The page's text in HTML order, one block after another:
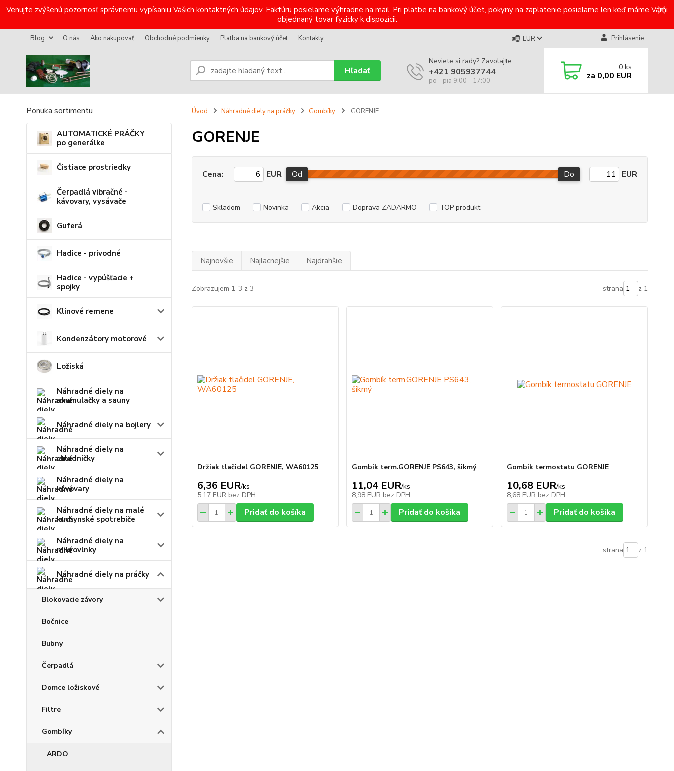
Venujte zvýšenú pozornosť správnemu vypísaniu Vašich kontaktných údajov. Faktúru posielame výhradne na mail. Pri platbe na bankový účet, pokyny na zaplatenie posielame len keď máme Vami
objednaný tovar fyzicky k dispozícii.
Blog O nás Ako nakupovať Obchodné podmienky Platba na bankový účet Kontakty EUR Prihlásenie
Hľadať
Neviete si rady? Zavolajte.
+421 905937744
po - pia 9:00 - 17:00
0 ks
za 0,00 EUR
Ponuka sortimentu
AUTOMATICKÉ PRÁČKY
po generálke
Čistiace prostriedky
Čerpadlá vibračné -
kávovary, vysávače
Guferá
Hadice - prívodné
Hadice - vypúšťacie +
spojky
Klinové remene
Kondenzátory motorové
Ložiská
Náhradné diely na
akumulačky a sauny
Náhradné diely na bojlery
Náhradné diely na
chladničky
Náhradné diely na
kávovary
Náhradné diely na malé
kuchynské spotrebiče
Náhradné diely na
mikrovlnky
Náhradné diely na práčky
Blokovacie závory
Bočnice
Bubny
Čerpadlá
Domce ložiskové
Filtre
Gombíky
ARDO
Úvod Náhradné diely na práčky Gombíky GORENJE
GORENJE
Cena: EUR Od Do EUR
Skladom Novinka Akcia Doprava ZADARMO TOP produkt
Najnovšie Najlacnejšie Najdrahšie
Zobrazujem 1-3 z 3 strana z 1
Držiak tlačidel GORENJE, WA60125
6,36 EUR/ks
5,17 EUR bez DPH
Pridať do košíka
Gombík term.GORENJE PS643, šikmý
11,04 EUR/ks
8,98 EUR bez DPH
Pridať do košíka
Gombík termostatu GORENJE
10,68 EUR/ks
8,68 EUR bez DPH
Pridať do košíka
strana z 1